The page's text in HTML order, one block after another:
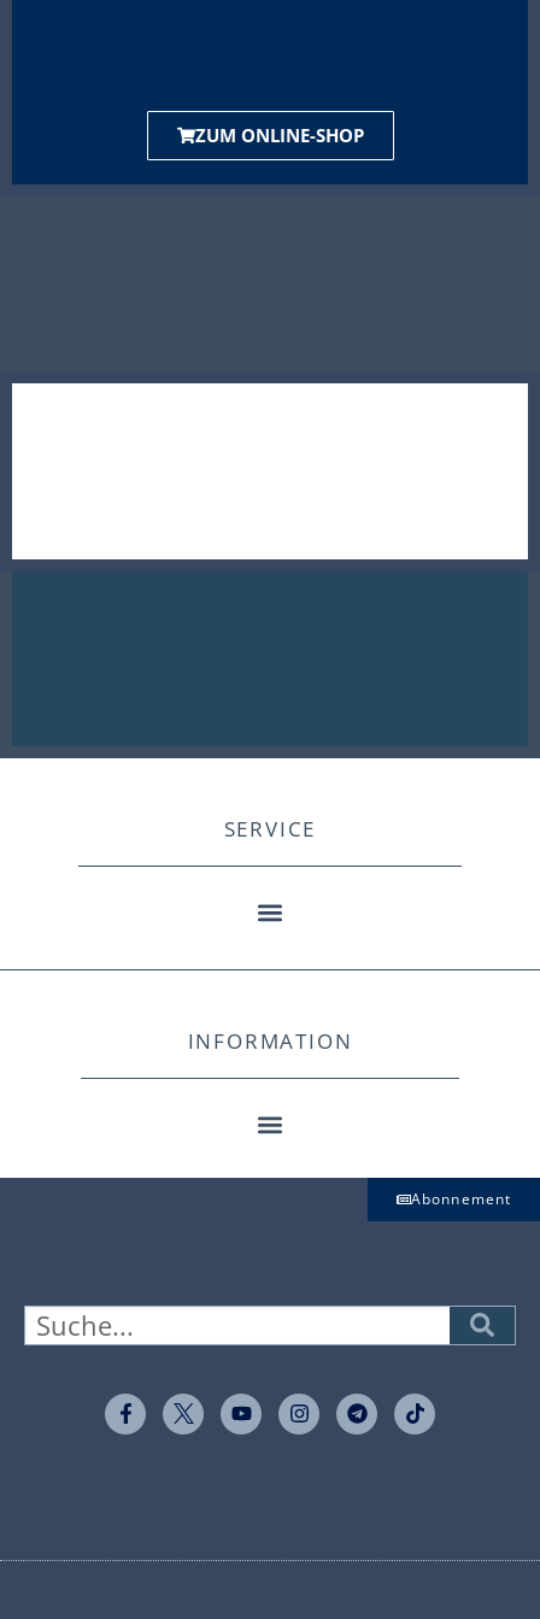
ZUM ONLINE-SHOP
SERVICE
INFORMATION
Abonnement